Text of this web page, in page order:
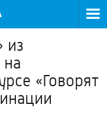
из
«Говорят